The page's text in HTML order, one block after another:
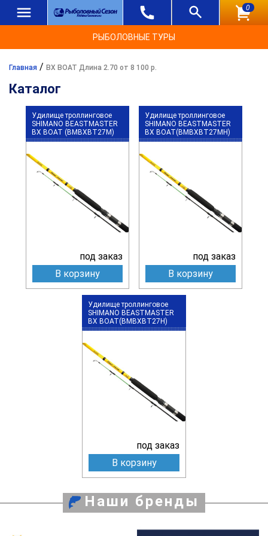
0
РЫБОЛОВНЫЕ ТУРЫ
Главная / BX BOAT Длина 2.70 от 8 100 р.
Каталог
Удилище троллинговое
SHIMANO BEASTMASTER
BX BOAT (BMBXBT27M)
под заказ
В корзину
Удилище троллинговое
SHIMANO BEASTMASTER
BX BOAT(BMBXBT27MH)
под заказ
В корзину
Удилище троллинговое
SHIMANO BEASTMASTER
BX BOAT(BMBXBT27H)
под заказ
В корзину
Наши бренды